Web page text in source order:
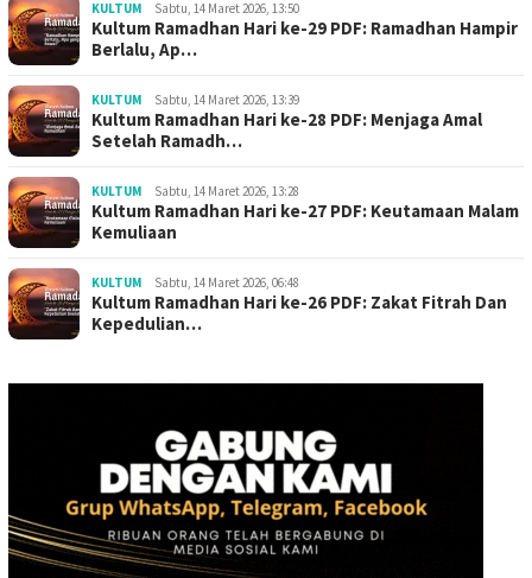
KULTUM Sabtu, 14 Maret 2026, 13:50
Kultum Ramadhan Hari ke-29 PDF: Ramadhan Hampir
Berlalu, Ap…
KULTUM Sabtu, 14 Maret 2026, 13:39
Kultum Ramadhan Hari ke-28 PDF: Menjaga Amal
Setelah Ramadh…
KULTUM Sabtu, 14 Maret 2026, 13:28
Kultum Ramadhan Hari ke-27 PDF: Keutamaan Malam
Kemuliaan
KULTUM Sabtu, 14 Maret 2026, 06:48
Kultum Ramadhan Hari ke-26 PDF: Zakat Fitrah Dan
Kepedulian…